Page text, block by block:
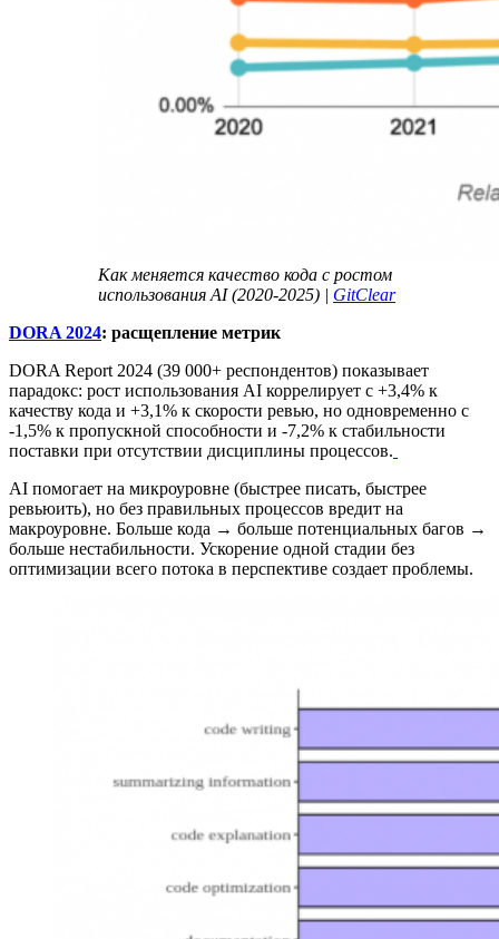
Как меняется качество кода с ростом
использования AI (2020-2025) | GitClear
DORA 2024: расщепление метрик
DORA Report 2024 (39 000+ респондентов) показывает
парадокс: рост использования AI коррелирует с +3,4% к
качеству кода и +3,1% к скорости ревью, но одновременно с
-1,5% к пропускной способности и -7,2% к стабильности
поставки при отсутствии дисциплины процессов.
AI помогает на микроуровне (быстрее писать, быстрее
ревьюить), но без правильных процессов вредит на
макроуровне. Больше кода → больше потенциальных багов →
больше нестабильности. Ускорение одной стадии без
оптимизации всего потока в перспективе создает проблемы.